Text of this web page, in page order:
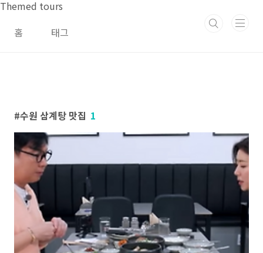
본문 바로가기
Themed tours
홈
태그
수원 삼계탕 맛집 1